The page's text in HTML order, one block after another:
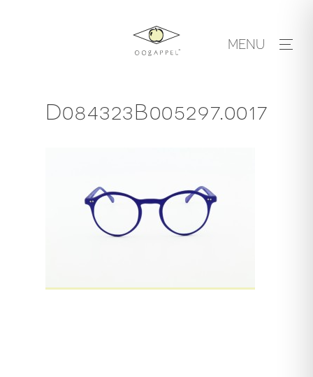
MENU
D084323B005297.0017